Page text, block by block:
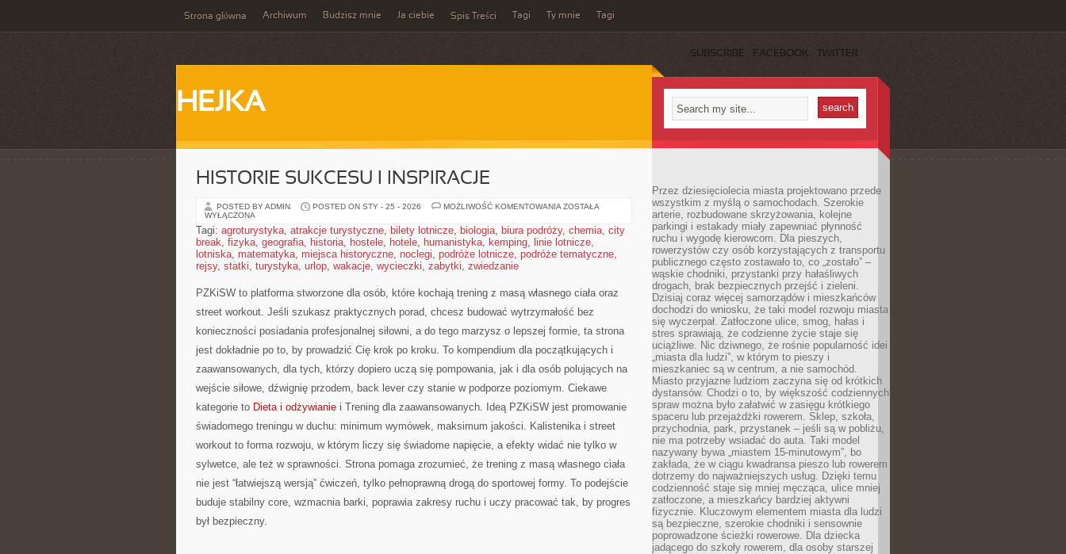
Strona główna Archiwum Budzisz mnie Ja ciebie Spis Treści Tagi Ty mnie Tagi
SUBSCRIBE FACEBOOK TWITTER
HEJKA
HISTORIE SUKCESU I INSPIRACJE
POSTED BY ADMIN POSTED ON STY - 25 - 2026 MOŻLIWOŚĆ KOMENTOWANIA HISTORIE
INSPIRACJE
ZOSTAŁA
WYŁĄCZONA
Tagi: agroturystyka, atrakcje turystyczne, bilety lotnicze, biologia, biura podróży, chemia, city
break, fizyka, geografia, historia, hostele, hotele, humanistyka, kemping, linie lotnicze,
lotniska, matematyka, miejsca historyczne, noclegi, podróże lotnicze, podróże tematyczne,
rejsy, statki, turystyka, urlop, wakacje, wycieczki, zabytki, zwiedzanie
PZKiSW to platforma stworzone dla osób, które kochają trening z masą własnego ciała oraz
street workout. Jeśli szukasz praktycznych porad, chcesz budować wytrzymałość bez
konieczności posiadania profesjonalnej siłowni, a do tego marzysz o lepszej formie, ta strona
jest dokładnie po to, by prowadzić Cię krok po kroku. To kompendium dla początkujących i
zaawansowanych, dla tych, którzy dopiero uczą się pompowania, jak i dla osób polujących na
wejście siłowe, dźwignię przodem, back lever czy stanie w podporze poziomym. Ciekawe
kategorie to Dieta i odżywianie i Trening dla zaawansowanych. Ideą PZKiSW jest promowanie
świadomego treningu w duchu: minimum wymówek, maksimum jakości. Kalistenika i street
workout to forma rozwoju, w którym liczy się świadome napięcie, a efekty widać nie tylko w
sylwetce, ale też w sprawności. Strona pomaga zrozumieć, że trening z masą własnego ciała
nie jest “łatwiejszą wersją” ćwiczeń, tylko pełnoprawną drogą do sportowej formy. To podejście
buduje stabilny core, wzmacnia barki, poprawia zakresy ruchu i uczy pracować tak, by progres
był bezpieczny.
Przez dziesięciolecia miasta projektowano przede
wszystkim z myślą o samochodach. Szerokie
arterie, rozbudowane skrzyżowania, kolejne
parkingi i estakady miały zapewniać płynność
ruchu i wygodę kierowcom. Dla pieszych,
rowerzystów czy osób korzystających z transportu
publicznego często zostawało to, co „zostało” –
wąskie chodniki, przystanki przy hałaśliwych
drogach, brak bezpiecznych przejść i zieleni.
Dzisiaj coraz więcej samorządów i mieszkańców
dochodzi do wniosku, że taki model rozwoju miasta
się wyczerpał. Zatłoczone ulice, smog, hałas i
stres sprawiają, że codzienne życie staje się
uciążliwe. Nic dziwnego, że rośnie popularność idei
„miasta dla ludzi”, w którym to pieszy i
mieszkaniec są w centrum, a nie samochód.
Miasto przyjazne ludziom zaczyna się od krótkich
dystansów. Chodzi o to, by większość codziennych
spraw można było załatwić w zasięgu krótkiego
spaceru lub przejażdżki rowerem. Sklep, szkoła,
przychodnia, park, przystanek – jeśli są w pobliżu,
nie ma potrzeby wsiadać do auta. Taki model
nazywany bywa „miastem 15-minutowym”, bo
zakłada, że w ciągu kwadransa pieszo lub rowerem
dotrzemy do najważniejszych usług. Dzięki temu
codzienność staje się mniej męcząca, ulice mniej
zatłoczone, a mieszkańcy bardziej aktywni
fizycznie. Kluczowym elementem miasta dla ludzi
są bezpieczne, szerokie chodniki i sensownie
poprowadzone ścieżki rowerowe. Dla dziecka
jadącego do szkoły rowerem, dla osoby starszej